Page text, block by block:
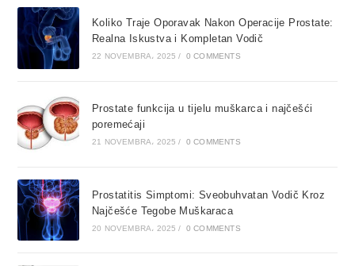
Koliko Traje Oporavak Nakon Operacije Prostate:
Realna Iskustva i Kompletan Vodič
22 NOVEMBRA، 2025 / 0 COMMENTS
Prostate funkcija u tijelu muškarca i najčešći
poremećaji
21 NOVEMBRA، 2025 / 0 COMMENTS
Prostatitis Simptomi: Sveobuhvatan Vodič Kroz
Najčešće Tegobe Muškaraca
20 NOVEMBRA، 2025 / 0 COMMENTS